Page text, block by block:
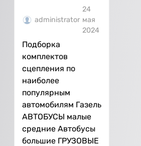
administrator
24
мая
2024
Подборка
комплектов
сцепления по
наиболее
популярным
автомобилям Газель
АВТОБУСЫ малые
средние Автобусы
большие ГРУЗОВЫЕ